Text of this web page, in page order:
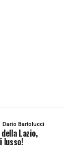
Dario Bartolucci
Lazio,
lusso!